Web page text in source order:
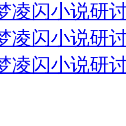
凌闪小说研
凌闪小说研
凌闪小说研